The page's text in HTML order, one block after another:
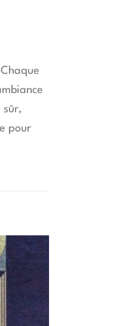
sûr,
pour